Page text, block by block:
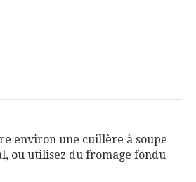
environ une cuillère à soupe
ou utilisez du fromage fondu